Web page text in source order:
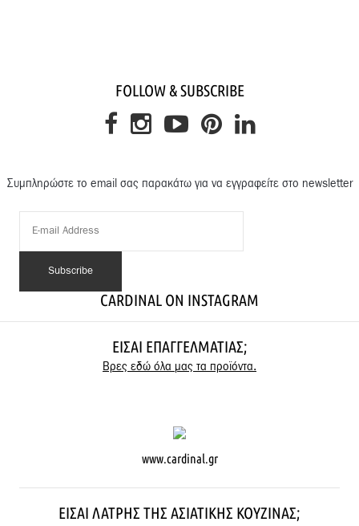
FOLLOW & SUBSCRIBE
Συμπληρώστε το email σας παρακάτω για να εγγραφείτε στο newsletter
CARDINAL ON INSTAGRAM
ΕΊΣΑΙ ΕΠΑΓΓΕΛΜΑΤΊΑΣ;
Βρες εδώ όλα μας τα προϊόντα.
www.cardinal.gr
ΕΊΣΑΙ ΛΆΤΡΗΣ ΤΗΣ ΑΣΙΑΤΙΚΉΣ ΚΟΥΖΊΝΑΣ;